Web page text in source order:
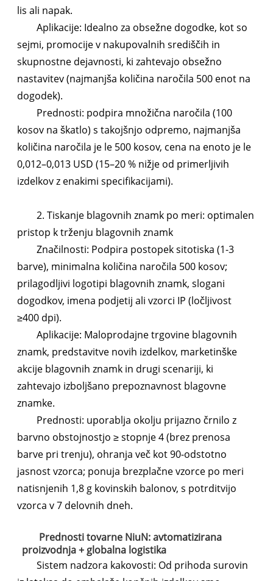
lis ali napak.
Aplikacije: Idealno za obsežne dogodke, kot so
sejmi, promocije v nakupovalnih središčih in
skupnostne dejavnosti, ki zahtevajo obsežno
nastavitev (najmanjša količina naročila 500 enot na
dogodek).
Prednosti: podpira množična naročila (100
kosov na škatlo) s takojšnjo odpremo, najmanjša
količina naročila je le 500 kosov, cena na enoto je le
0,012–0,013 USD (15–20 % nižje od primerljivih
izdelkov z enakimi specifikacijami).
2. Tiskanje blagovnih znamk po meri: optimalen
pristop k trženju blagovnih znamk
Značilnosti: Podpira postopek sitotiska (1-3
barve), minimalna količina naročila 500 kosov;
prilagodljivi logotipi blagovnih znamk, slogani
dogodkov, imena podjetij ali vzorci IP (ločljivost
≥400 dpi).
Aplikacije: Maloprodajne trgovine blagovnih
znamk, predstavitve novih izdelkov, marketinške
akcije blagovnih znamk in drugi scenariji, ki
zahtevajo izboljšano prepoznavnost blagovne
znamke.
Prednosti: uporablja okolju prijazno črnilo z
barvno obstojnostjo ≥ stopnje 4 (brez prenosa
barve pri trenju), ohranja več kot 90-odstotno
jasnost vzorca; ponuja brezplačne vzorce po meri
natisnjenih 1,8 g kovinskih balonov, s potrditvijo
vzorca v 7 delovnih dneh.
Prednosti tovarne NiuN: avtomatizirana
proizvodnja + globalna logistika
Sistem nadzora kakovosti: Od prihoda surovin